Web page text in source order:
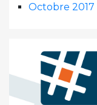
Octobre 2017